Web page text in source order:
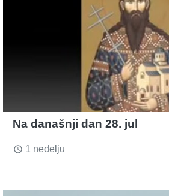
Na današnji dan 28. jul
access_time 1 nedelju